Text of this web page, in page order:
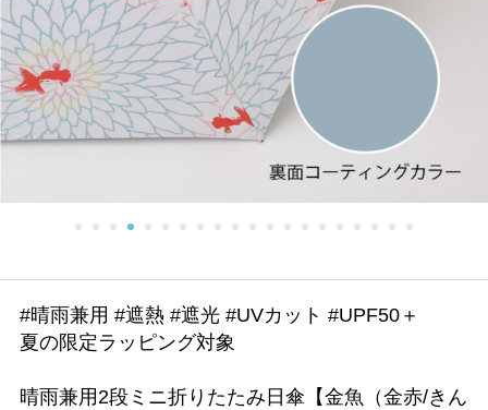
#晴雨兼用 #遮熱 #遮光 #UVカット #UPF50＋
夏の限定ラッピング対象
晴雨兼用2段ミニ折りたたみ日傘【金魚（金赤/きん